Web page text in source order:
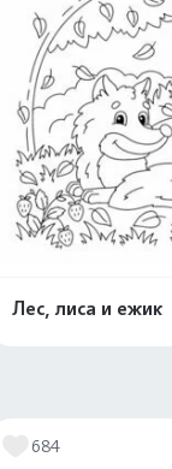
Лес, лиса и ежик
684